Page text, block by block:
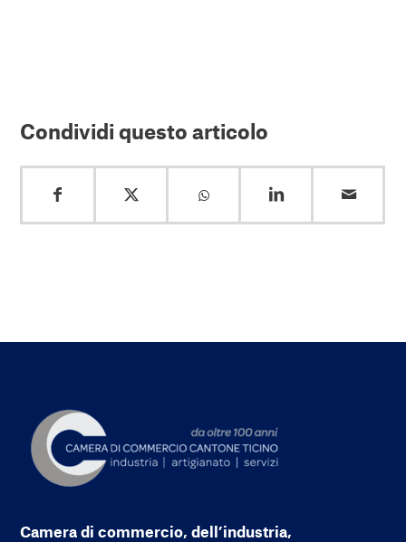
Condividi questo articolo
Camera di commercio, dell’industria,